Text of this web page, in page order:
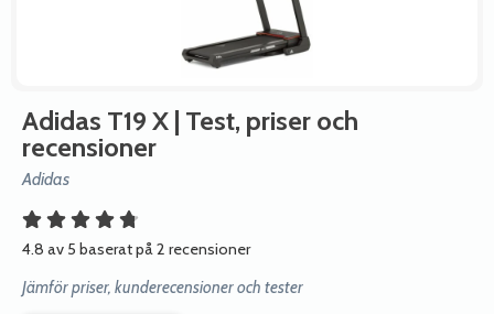
Adidas T19 X | Test, priser och
recensioner
Adidas
4.8 av 5 baserat på 2 recensioner
Jämför priser, kunderecensioner och tester